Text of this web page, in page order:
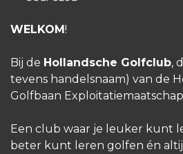
"Een succesvolle golfles
luisteren. Iedere speler
kijken en te luisteren, bied
WELKOM!
Bij de Hollandsche Golfclub,
tevens handelsnaam) van de
Golfbaan
Een club waar je leuker kunt
beter kunt leren golfen én